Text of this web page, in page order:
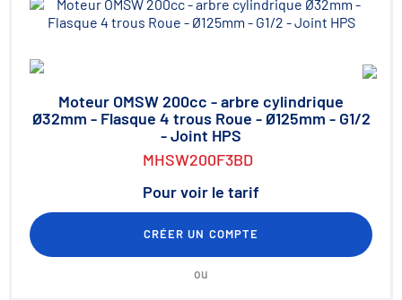
Moteur OMSW 200cc - arbre cylindrique
Ø32mm - Flasque 4 trous Roue - Ø125mm - G1/2
- Joint HPS
MHSW200F3BD
Pour voir le tarif
CRÉER UN COMPTE
ou